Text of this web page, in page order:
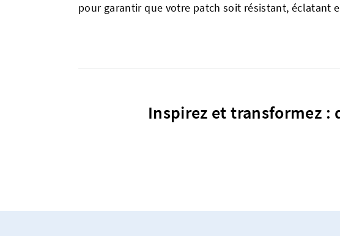
pour garantir que votre patch soit résistant, éclatant
Inspirez et transformez :